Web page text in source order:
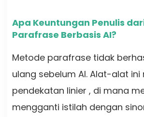
Apa Keuntungan Penulis
Parafrase Berbasis AI?
Metode parafrase tidak
ulang sebelum AI. Alat-alat
pendekatan linier , di mana
mengganti istilah dengan